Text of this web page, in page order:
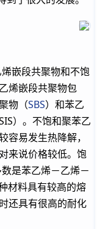
嵌段共聚物和不饱
烯嵌段共聚物包
物（SBS）和苯乙
）。不饱和聚苯乙
容易发生热降解，
来说价格较低。饱
是苯乙烯－乙烯－
材料具有较高的熔
还具有很高的耐化